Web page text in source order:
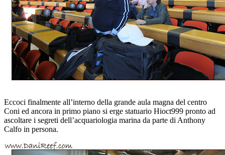
Eccoci finalmente all’interno della grande aula magna del centro
Coni ed ancora in primo piano si erge statuario Hioct999 pronto ad
ascoltare i segreti dell’acquariologia marina da parte di Anthony
Calfo in persona.